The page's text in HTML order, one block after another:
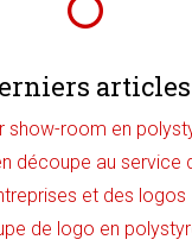
articles
show-room en
découpe au service
et des logos
de logo en